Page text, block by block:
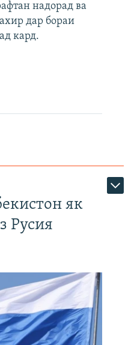
надорад ва
дар бораи
кард.
як
Русия